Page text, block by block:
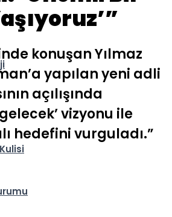
konuşan Yılmaz
yapılan yeni adli
açılışında
vizyonu ile
hedefini vurguladı.”